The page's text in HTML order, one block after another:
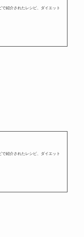
紹介されたレシピ、ダイエット
紹介されたレシピ、ダイエット